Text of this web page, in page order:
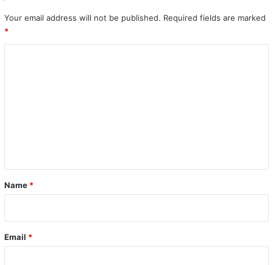
Your email address will not be published. Required fields are marked
*
*
Name *
Email *